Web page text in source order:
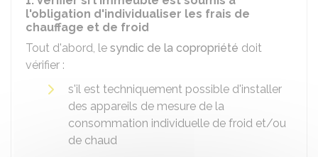
l'obligation d'individualiser les frais de
chauffage et de froid
Tout d'abord, le syndic de la copropriété doit
vérifier :
s'il est techniquement possible d'installer
des appareils de mesure de la
consommation individuelle de froid et/ou
de chaud